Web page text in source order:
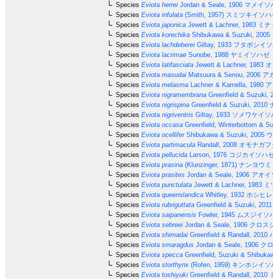
Species Eviota herrei Jordan & Seale, 1906 マメイソ
Species Eviota infulata (Smith, 1957) スミツキイソハ
Species Eviota japonica Jewett & Lachner, 1983 ミ
Species Eviota korechika Shibukawa & Suzuki, 2005
Species Eviota lachdeberei Giltay, 1933 フタボシイ
Species Eviota lacrimae Sunobe, 1988 ヤミイソハゼ
Species Eviota latifasciata Jewett & Lachner, 1983
Species Eviota masudai Matsuura & Senou, 2006 ア
Species Eviota melasma Lachner & Karnella, 1980
Species Eviota nigramembrana Greenfield & Suzuki,
Species Eviota nigrispina Greenfield & Suzuki, 2010
Species Eviota nigriventris Giltay, 1933 ソメワケイソ
Species Eviota occasa Greenfield, Winterbottom &
Species Eviota ocelliferShibukawa & Suzuki, 2005
Species Eviota partimacula Randall, 2008 オモナガ
Species Eviota pellucida Larson, 1976 コジカイソハ
Species Eviota prasina (Klunzinger, 1871) ナンヨウ
Species Eviota prasites Jordan & Seale, 1906 アオイ
Species Eviota punctulata Jewett & Lachner, 1983 ミ
Species Eviota queenslandica Whitley, 1932 ホシヒ
Species Eviota rubriguttata Greenfield & Suzuki, 2011
Species Eviota saipanensis Fowler, 1945 ムスジイソ
Species Eviota sebreei Jordan & Seale, 1906 クロス
Species Eviota shimadai Greenfield & Randall, 2010
Species Eviota smaragdus Jordan & Seale, 1906 ク
Species Eviota specca Greenfield, Suzuki &
Species Eviota storthynx (Rofen, 1959) キンホシイソ
Species Eviota toshiyuki Greenfield & Randall, 2010